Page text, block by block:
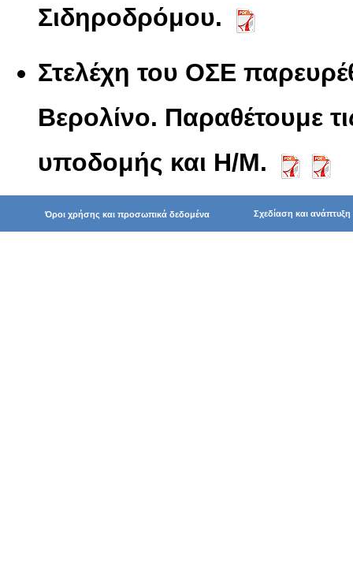
Σιδηροδρόμου.
Στελέχη του ΟΣΕ
Βερολίνο. Παραθέτουμε
υποδομής και Η/Μ.
Όροι χρήσης και προσωπικά δεδομένα Σχεδίαση και